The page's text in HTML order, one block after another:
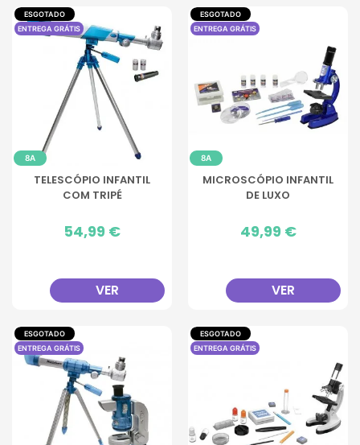
ESGOTADO
ENTREGA GRÁTIS
8A
TELESCÓPIO INFANTIL
COM TRIPÉ
Preço
54,99 €
VER
ESGOTADO
ENTREGA GRÁTIS
8A
MICROSCÓPIO INFANTIL
DE LUXO
Preço
49,99 €
VER
ESGOTADO
ENTREGA GRÁTIS
ESGOTADO
ENTREGA GRÁTIS